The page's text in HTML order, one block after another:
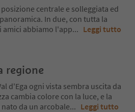
centrale e solleggiata ed
In due, con tutta la
amici abbiamo l'app... Leggi tutto
regione
d'Ega ogni vista sembra uscita da
cambia colore con la luce, e la
da un arcobale... Leggi tutto